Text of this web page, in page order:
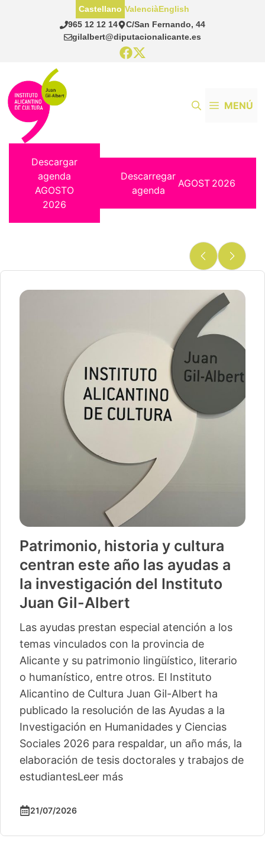
965 12 12 14
C/San Fernando, 44
gilalbert@diputacionalicante.es
Castellano ValenciàEnglish
MENÚ
Descargar
agenda
AGOSTO
2026
Descarregar
agenda
AGOST 2026
Patrimonio, historia y cultura
centran este año las ayudas a
la investigación del Instituto
Juan Gil-Albert
Las ayudas prestan especial atención a los
temas vinculados con la provincia de
Alicante y su patrimonio lingüístico, literario
o humanístico, entre otros. El Instituto
Alicantino de Cultura Juan Gil-Albert ha
publicado la resolución de las Ayudas a la
Investigación en Humanidades y Ciencias
Sociales 2026 para respaldar, un año más, la
elaboración de tesis doctorales y trabajos de
estudiantesLeer más
21/07/2026